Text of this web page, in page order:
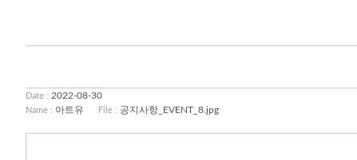
Date : 2022-08-30
Name : 아트유 File : 공지사항_EVENT_8.jpg